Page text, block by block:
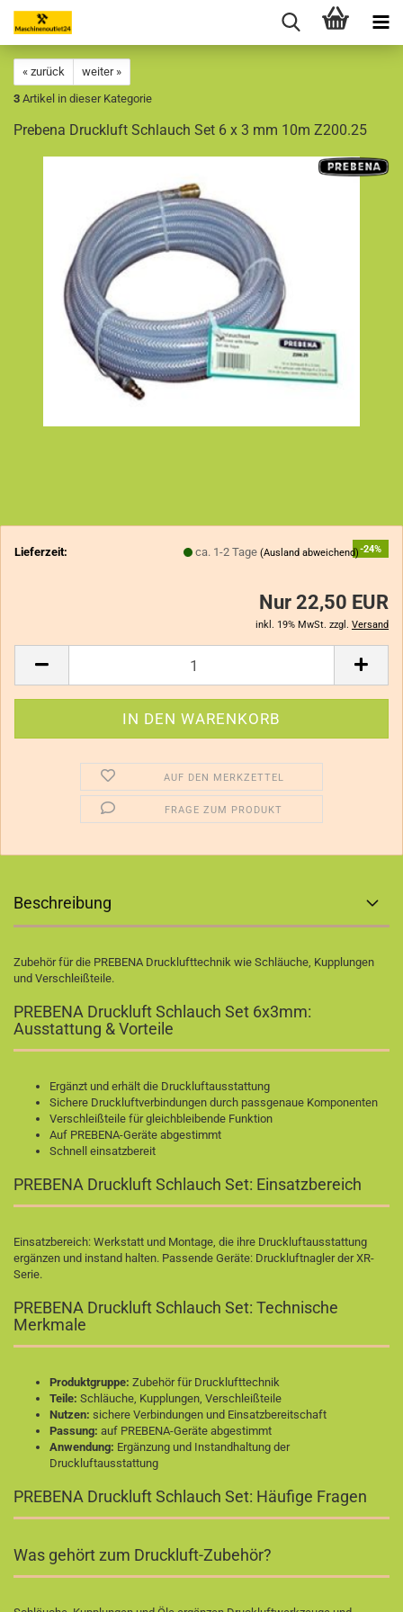
« zurück
weiter »
3 Artikel in dieser Kategorie
Prebena Druckluft Schlauch Set 6 x 3 mm 10m Z200.25
-24%
Lieferzeit: ca. 1-2 Tage(Ausland abweichend)
Nur 22,50 EUR
inkl. 19% MwSt. zzgl. Versand
AUF DEN MERKZETTEL
FRAGE ZUM PRODUKT
Beschreibung
Zubehör für die PREBENA Drucklufttechnik wie Schläuche, Kupplungen
und Verschleißteile.
PREBENA Druckluft Schlauch Set 6x3mm:
Ausstattung & Vorteile
Ergänzt und erhält die Druckluftausstattung
Sichere Druckluftverbindungen durch passgenaue Komponenten
Verschleißteile für gleichbleibende Funktion
Auf PREBENA-Geräte abgestimmt
Schnell einsatzbereit
PREBENA Druckluft Schlauch Set: Einsatzbereich
Einsatzbereich: Werkstatt und Montage, die ihre Druckluftausstattung
ergänzen und instand halten. Passende Geräte: Druckluftnagler der XR-
Serie.
PREBENA Druckluft Schlauch Set: Technische
Merkmale
Produktgruppe: Zubehör für Drucklufttechnik
Teile: Schläuche, Kupplungen, Verschleißteile
Nutzen: sichere Verbindungen und Einsatzbereitschaft
Passung: auf PREBENA-Geräte abgestimmt
Anwendung: Ergänzung und Instandhaltung der
Druckluftausstattung
PREBENA Druckluft Schlauch Set: Häufige Fragen
Was gehört zum Druckluft-Zubehör?